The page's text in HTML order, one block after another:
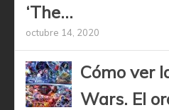
‘The...
octubre 14, 2020
Cómo ver
Wars. El